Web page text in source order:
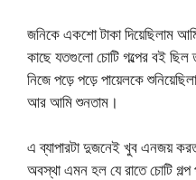
জনিকে একশো টাকা দিয়েছিলাম
কাছে যতগুলো চোটি গল্পের বই
নিজে পড়ে পড়ে পায়েলকে
আর আমি শুনতাম।
এ ব্যাপারটা দুজনেই খুব এনজয়
অবস্থা এমন হল যে রাতে চোটি গল্প